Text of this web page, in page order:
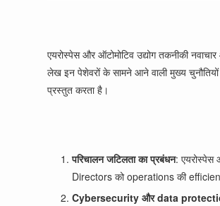
एयरोस्पेस और ऑटोमोटिव उद्योग तकनीकी
लेख इन पेशेवरों के सामने आने वाली मुख्य
प्रस्तुत करता है।
परिचालन जटिलता का प्रबंधन: एयरोस्पेस
Directors को operations की
Cybersecurity और data